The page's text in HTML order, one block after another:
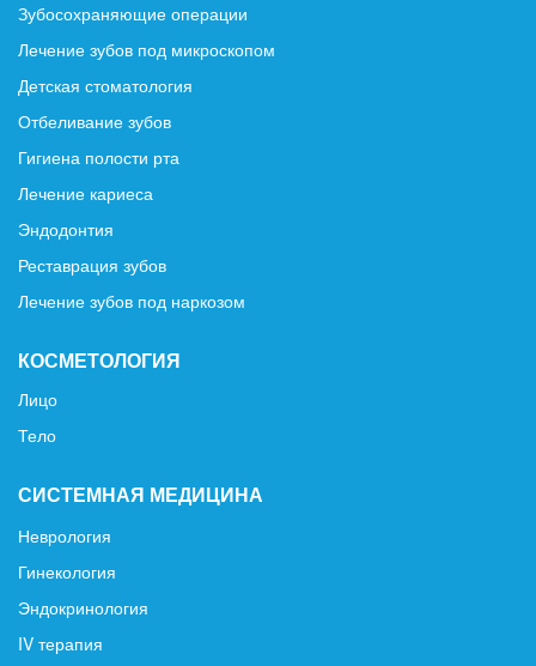
Зубосохраняющие операции
Лечение зубов под микроскопом
Детская стоматология
Отбеливание зубов
Гигиена полости рта
Лечение кариеса
Эндодонтия
Реставрация зубов
Лечение зубов под наркозом
КОСМЕТОЛОГИЯ
Лицо
Тело
СИСТЕМНАЯ МЕДИЦИНА
Неврология
Гинекология
Эндокринология
IV терапия